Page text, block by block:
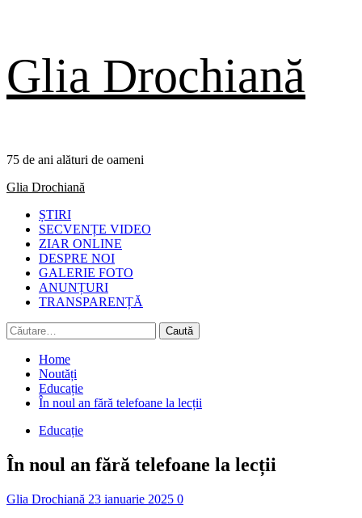
to
content
Glia Drochiană
75 de ani alături de oameni
Primary
Glia Drochiană
ȘTIRI
SECVENȚE VIDEO
ZIAR ONLINE
DESPRE NOI
GALERIE FOTO
ANUNȚURI
TRANSPARENȚĂ
Caută
după:
Home
Noutăți
Educație
În noul an fără telefoane la lecții
Educație
În noul an fără telefoane la lecții
Glia Drochiană 23 ianuarie 2025 0